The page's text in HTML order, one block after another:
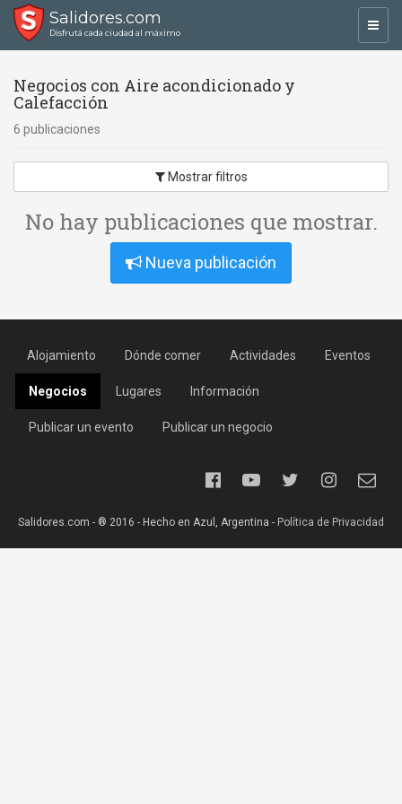
Salidores.com
Disfrutá cada ciudad al máximo
Negocios con Aire acondicionado y
Calefacción
6 publicaciones
Mostrar filtros
No hay publicaciones que mostrar.
Nueva publicación
Alojamiento Dónde comer Actividades Eventos
Negocios Lugares Información
Publicar un evento Publicar un negocio
Salidores.com - ® 2016 - Hecho en Azul, Argentina - Política de Privacidad